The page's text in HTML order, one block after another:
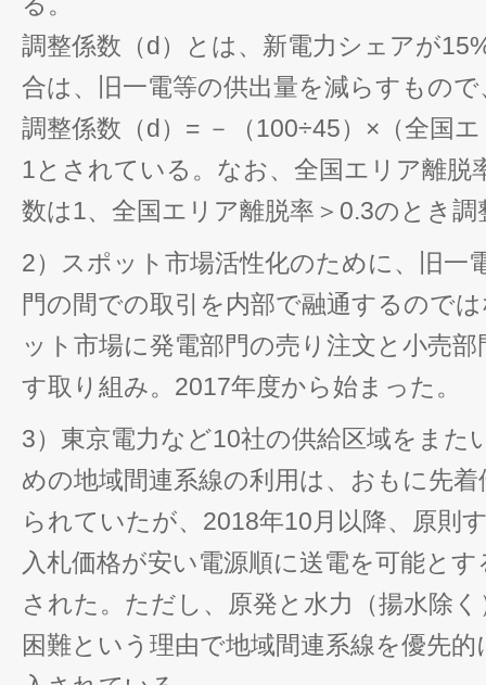
調整係数（d）とは、新電力シェアが
合は、旧一電等の供出量を減らすもの
調整係数（d）= －（100÷45）×（全国
1とされている。なお、全国エリア離脱
数は1、全国エリア離脱率＞0.3のとき
2）スポット市場活性化のために、旧一
門の間での取引を内部で融通するので
ット市場に発電部門の売り注文と小売
す取り組み。2017年度から始まった。
3）東京電力など10社の供給区域をまた
めの地域間連系線の利用は、おもに先
られていたが、2018年10月以降、原則
入札価格が安い電源順に送電を可能と
された。ただし、原発と水力（揚水除
困難という理由で地域間連系線を優先